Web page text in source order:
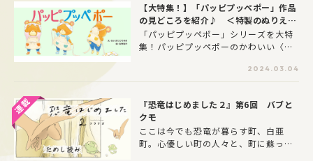
では子どもの病気・ケガとホームケア
について、現役小児科医として多くの
症例を見ている塚田こども医院院長の
塚田次郎先生にわかりやすく教えても
性アレルギー性鼻炎」を取り上げま
す。いわゆる鼻水や鼻づまりといっ
ることはありませんか？ 発熱したり
寒気がしたりといったカゼの症状がな
いのに、やけに鼻をすすってばかりい
る、鼻をかゆがる、いじりたがるのは
【大特集！】「パッピプッペポー」作品
の見どころを紹介♪ ＜特製のぬりえ＆
きせかえ＞がダウンロードできるよ！
「パッピプッペポー」シリーズを大特
集！パッピプッペポーのかわいい〈ぬ
2024.03.04
『恐竜はじめました２』第6回 バブと
クモ
ここは今でも恐竜が暮らす町、白亜
町。心優しい町の人々と、町に蘇った